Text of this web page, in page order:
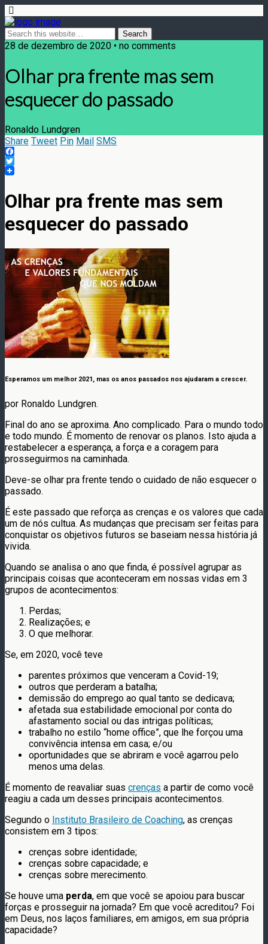
28 de dezembro de 2020 • no comments
Olhar pra frente mas sem
esquecer do passado
Ronaldo Lundgren
Share Tweet Pin Mail SMS
Facebook
Twitter
Olhar pra frente mas sem
esquecer do passado
Esperamos um melhor 2021, mas os anos passados nos ajudaram a crescer.
por Ronaldo Lundgren.
Final do ano se aproxima. Ano complicado. Para o mundo todo
e todo mundo. É momento de renovar os planos. Isto ajuda a
restabelecer a esperança, a força e a coragem para
prosseguirmos na caminhada.
Deve-se olhar pra frente tendo o cuidado de não esquecer o
passado.
É este passado que reforça as crenças e os valores que cada
um de nós cultua. As mudanças que precisam ser feitas para
conquistar os objetivos futuros se baseiam nessa história já
vivida.
Quando se analisa o ano que finda, é possível agrupar as
principais coisas que aconteceram em nossas vidas em 3
grupos de acontecimentos:
Perdas;
Realizações; e
O que melhorar.
Se, em 2020, você teve
parentes próximos que venceram a Covid-19;
outros que perderam a batalha;
demissão do emprego ao qual tanto se dedicava;
afetada sua estabilidade emocional por conta do
afastamento social ou das intrigas políticas;
trabalho no estilo “home office”, que lhe forçou uma
convivência intensa em casa; e/ou
oportunidades que se abriram e você agarrou pelo
menos uma delas.
É momento de reavaliar suas crenças a partir de como você
reagiu a cada um desses principais acontecimentos.
Segundo o Instituto Brasileiro de Coaching, as crenças
consistem em 3 tipos:
crenças sobre identidade;
crenças sobre capacidade; e
crenças sobre merecimento.
Se houve uma perda, em que você se apoiou para buscar
forças e prosseguir na jornada? Em que você acreditou? Foi
em Deus, nos laços familiares, em amigos, em sua própria
capacidade?